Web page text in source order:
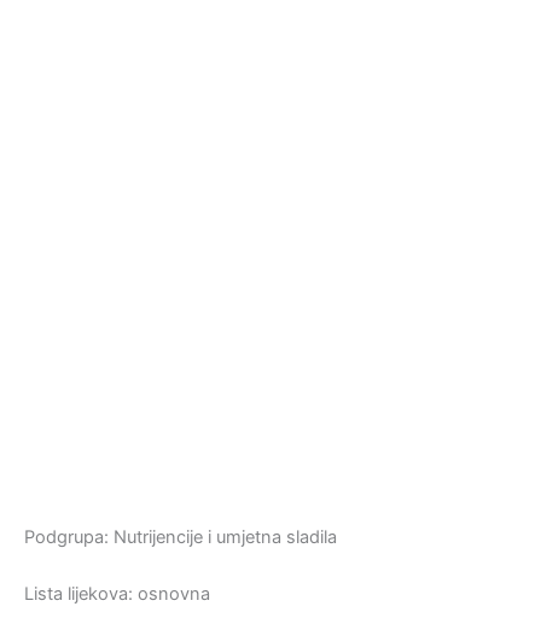
Podgrupa: Nutrijencije i umjetna sladila
Lista lijekova: osnovna